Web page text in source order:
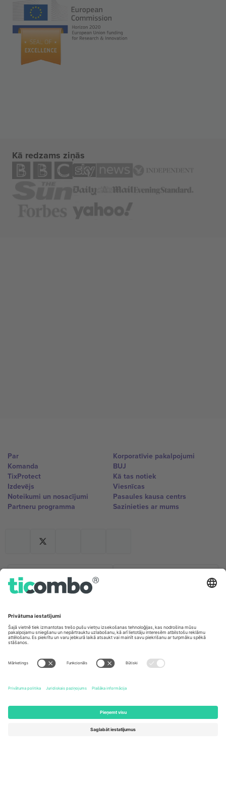
Kā redzams ziņās
Par
Komanda
TixProtect
Izdevējs
Noteikumi un nosacījumi
Partneru programma
Korporatīvie pakalpojumi
BUJ
Kā tas notiek
Viesnīcas
Pasaules kausa centrs
Sazinieties ar mums
Biroji un atbalsts
Germany
Unter den Linden 24, 10117
Berlin, Germany
United Kingdom
Kingdom
United States
Newark, Delaware 19713, United
Switzerland
Engelberg, Switzerland